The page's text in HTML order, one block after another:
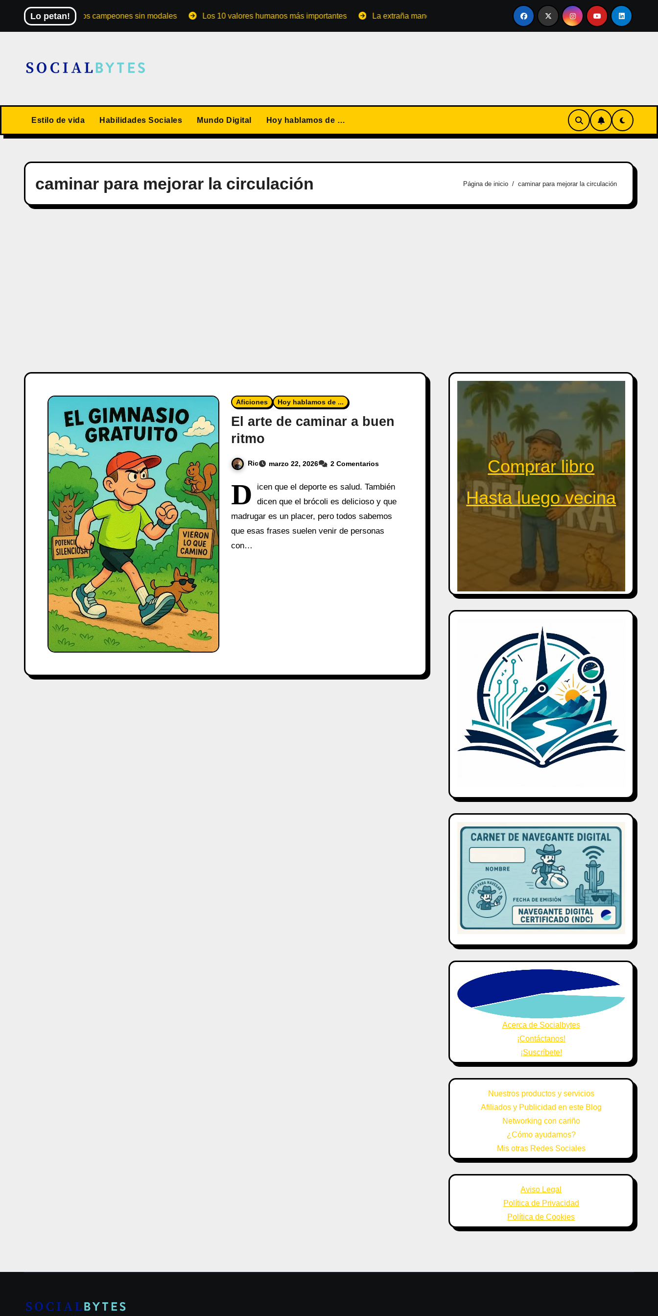
contenido
Lo petan!
El Mundial de los campeones sin modales Los 10 valores humanos más importantes La extraña manera de convertirse en familia El primer tour de la India Chiquitina
Estilo de vida Habilidades Sociales Mundo Digital Hoy hablamos de …
caminar para mejorar la circulación Página de inicio caminar para mejorar la circulación
Aficiones Hoy hablamos de ...
El arte de caminar a buen
ritmo
Ric marzo 22, 2026 2 Comentarios
D
icen que el deporte es salud. También
dicen que el brócoli es delicioso y que
madrugar es un placer, pero todos sabemos
que esas frases suelen venir de personas
con…
Comprar libro
Hasta luego vecina
Acerca de Socialbytes
¡Contáctanos!
¡Suscríbete!
Nuestros productos y servicios
Afiliados y Publicidad en este Blog
Networking con cariño
¿Cómo ayudarnos?
Mis otras Redes Sociales
Aviso Legal
Política de Privacidad
Política de Cookies